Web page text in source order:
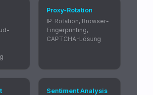
Proxy-Rotation
IP-Rotation, Browser-
Fingerprinting,
CAPTCHA-Lösung
Sentiment Analysis